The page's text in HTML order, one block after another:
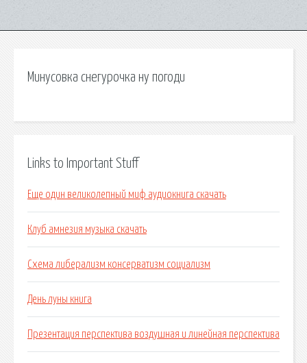
Минусовка снегурочка ну погоди
Links to Important Stuff
Еще один великолепный миф аудиокнига скачать
Клуб амнезия музыка скачать
Схема либерализм консерватизм социализм
День луны книга
Презентация перспектива воздушная и линейная перспектива